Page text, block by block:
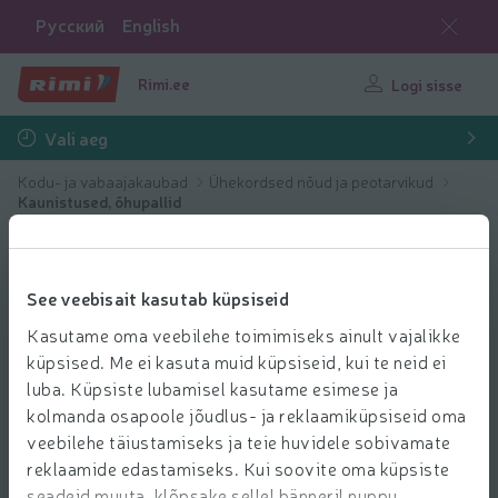
See veebisait kasutab küpsiseid
Kasutame oma veebilehe toimimiseks ainult vajalikke
küpsised. Me ei kasuta muid küpsiseid, kui te neid ei
luba. Küpsiste lubamisel kasutame esimese ja
kolmanda osapoole jõudlus- ja reklaamiküpsiseid oma
veebilehe täiustamiseks ja teie huvidele sobivamate
reklaamide edastamiseks. Kui soovite oma küpsiste
Русский English
Rimi.ee Logi sisse
Vali aeg
Kodu- ja vabaajakaubad
Ühekordsed nõud ja peotarvikud
Kaunistused, õhupallid